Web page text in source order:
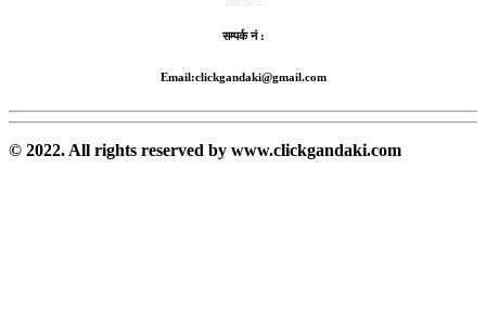
सम्पर्क नं :
Email:clickgandaki@gmail.com
© 2022. All rights reserved by www.clickgandaki.com